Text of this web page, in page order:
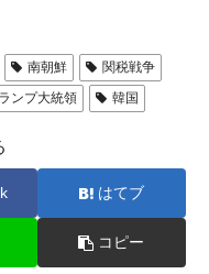
南朝鮮
関税戦争
ンプ大統領 韓国
はてブ
コピー